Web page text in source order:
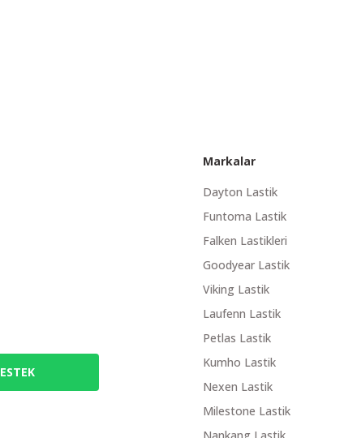
Markalar
Dayton Lastik
Funtoma Lastik
Falken Lastikleri
Goodyear Lastik
Viking Lastik
Laufenn Lastik
Petlas Lastik
Kumho Lastik
Nexen Lastik
Milestone Lastik